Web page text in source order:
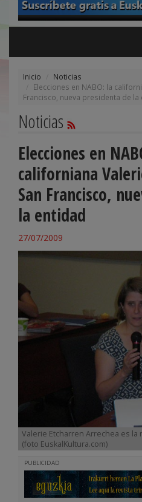
Inicio
Noticias
Elecciones en NABO: la
Francisco, nueva presidenta de la
Noticias
Elecciones en
californiana
San Francisco,
la entidad
27/07/2009
Valerie Etcharren Arrechea es la
(foto EuskalKultura.com)
PUBLICIDAD